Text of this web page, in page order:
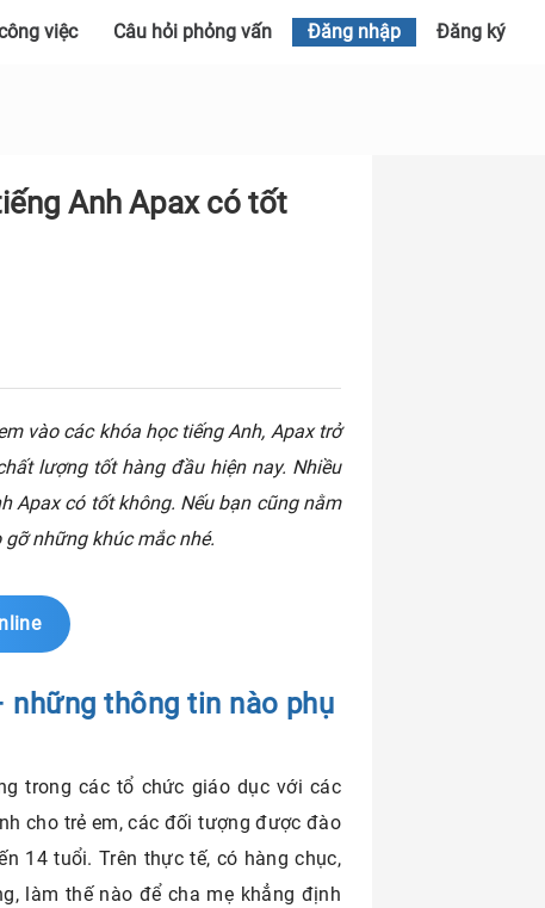
việc Câu hỏi phỏng vấn Đăng nhập Đăng ký
Anh Apax có tốt
vào các khóa học tiếng Anh, Apax trở
lượng tốt hàng đầu hiện nay. Nhiều
Apax có tốt không. Nếu bạn cũng nằm
những khúc mắc nhé.
những thông tin nào phụ
trong các tổ chức giáo dục với các
cho trẻ em, các đối tượng được đào
14 tuổi. Trên thực tế, có hàng chục,
làm thế nào để cha mẹ khẳng định